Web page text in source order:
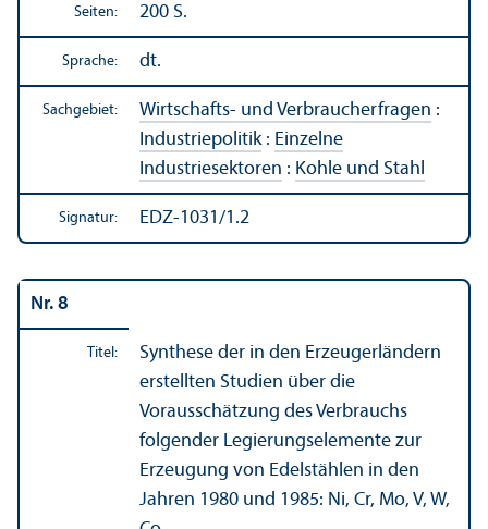
Seiten: 200 S.
Sprache: dt.
Sachgebiet: Wirtschafts- und Verbraucherfragen :
Industriepolitik: Einzelne
Industriesektoren : Kohle und Stahl
Signatur: EDZ-1031/1.2
Nr. 8
Titel:
Synthese der in den Erzeugerländern
erstellten Studien über die
Vorausschätzung des Verbrauchs
folgender Legierungs­elemente zur
Erzeugung von Edelstählen in den
Jahren 1980 und 1985: Ni, Cr, Mo, V, W,